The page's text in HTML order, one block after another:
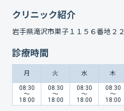
クリニック紹介
岩手県滝沢市巣子１１５６番地２２
診療時間
月 火 水 木
08:30
〜
18:00
08:30
〜
18:00
08:30
〜
18:00
08:30
〜
18:00